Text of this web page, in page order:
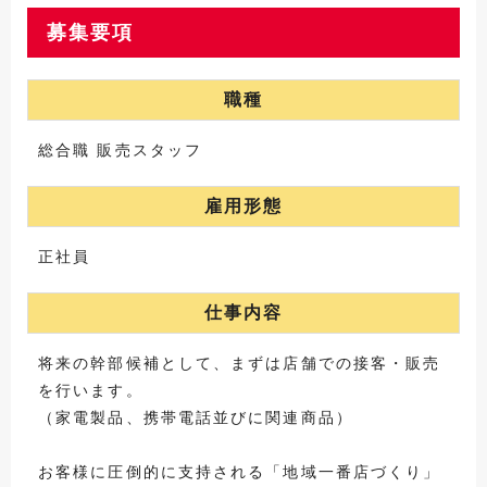
募集要項
職種
総合職 販売スタッフ
雇用形態
正社員
仕事内容
将来の幹部候補として、まずは店舗での接客・販売
を行います。
（家電製品、携帯電話並びに関連商品）
お客様に圧倒的に支持される「地域一番店づくり」